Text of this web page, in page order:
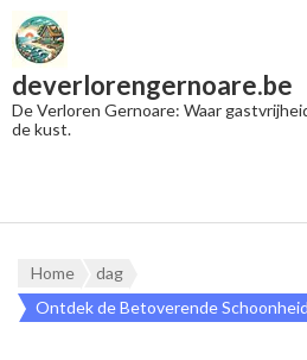
deverlorengernoare.be
De Verloren Gernoare: Waar
de kust.
Home
dag
Ontdek de Betoverende